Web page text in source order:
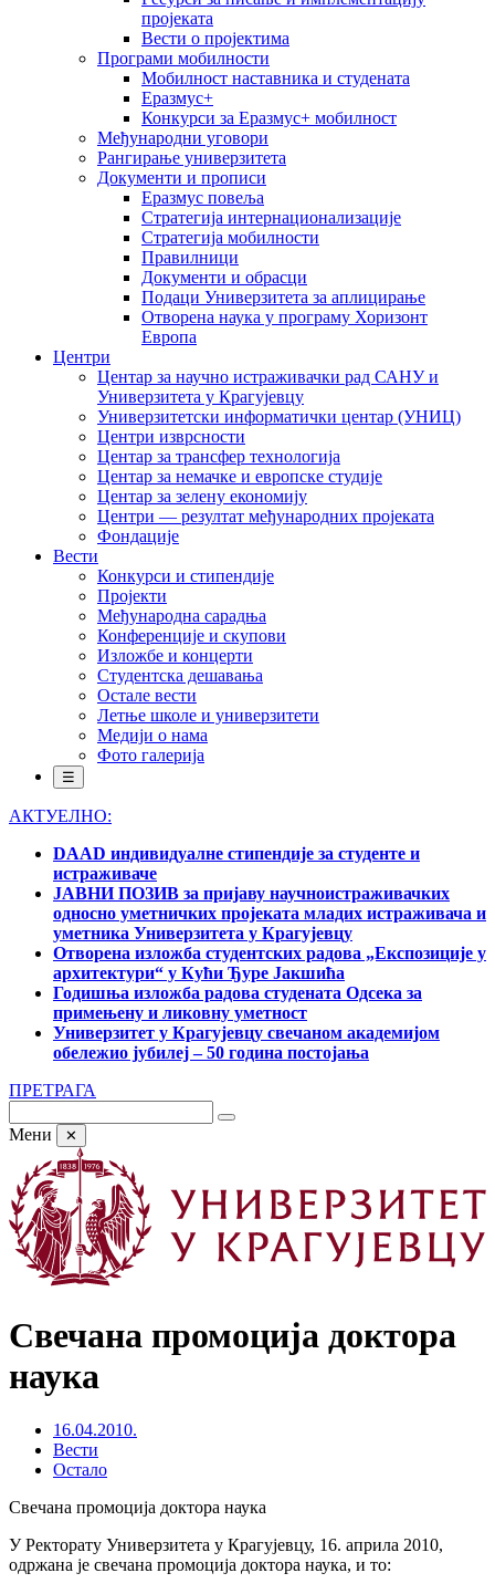
пројеката
Вести о пројектима
Програми мобилности
Мобилност наставника и студената
Еразмус+
Конкурси за Еразмус+ мобилност
Међународни уговори
Рангирање универзитета
Документи и прописи
Еразмус повеља
Стратегија интернационализације
Стратегија мобилности
Правилници
Документи и обрасци
Подаци Универзитета за аплицирање
Отворена наука у програму Хоризонт
Европа
Центри
Центар за научно истраживачки рад САНУ и
Универзитета у Крагујевцу
Универзитетски информатички центар (УНИЦ)
Центри изврсности
Центар за трансфер технологија
Центар за немачке и европске студије
Центар за зелену економију
Центри — резултат међународних пројеката
Фондације
Вести
Конкурси и стипендије
Пројекти
Међународна сарадња
Конференције и скупови
Изложбе и концерти
Студентска дешавања
Остале вести
Летње школе и универзитети
Медији о нама
Фото галерија
☰
АКТУЕЛНО:
DAAD индивидуалне стипендије за студенте и
истраживаче
ЈАВНИ ПОЗИВ за пријаву научноистраживачких
односно уметничких пројеката младих истраживача и
уметника Универзитета у Крагујевцу
Отворена изложба студентских радова „Експозиције у
архитектури“ у Кући Ђуре Јакшића
Годишња изложба радова студената Одсека за
примењену и ликовну уметност
Универзитет у Крагујевцу свечаном академијом
обележио јубилеј – 50 година постојања
ПРЕТРАГА
Мени ✕
Свечана промоција доктора
наука
16.04.2010.
Вести
Остало
Свечана промоција доктора наука
У Ректорату Универзитета у Крагујевцу, 16. априла 2010,
одржана је свечана промоција доктора наука, и то: